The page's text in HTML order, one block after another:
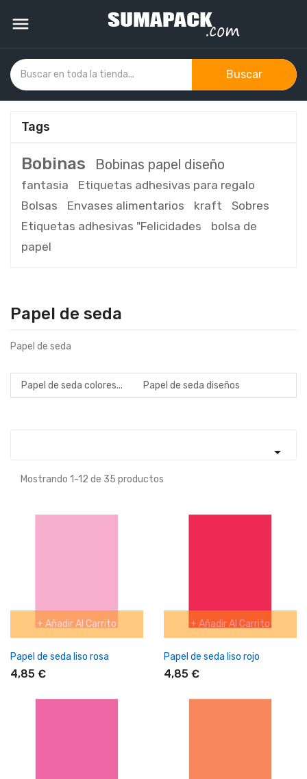

Buscar
Tags
Bobinas Bobinas papel diseño
fantasia
Etiquetas adhesivas para regalo
Bolsas
Envases alimentarios kraft
Sobres
Etiquetas adhesivas "Felicidades
bolsa de
papel
Papel de seda
Papel de seda
Papel de seda colores... Papel de seda diseños

Mostrando 1-12 de 35 productos
+ Añadir Al Carrito
Papel de seda liso rosa
4,85 €
+ Añadir Al Carrito
Papel de seda liso rojo
4,85 €